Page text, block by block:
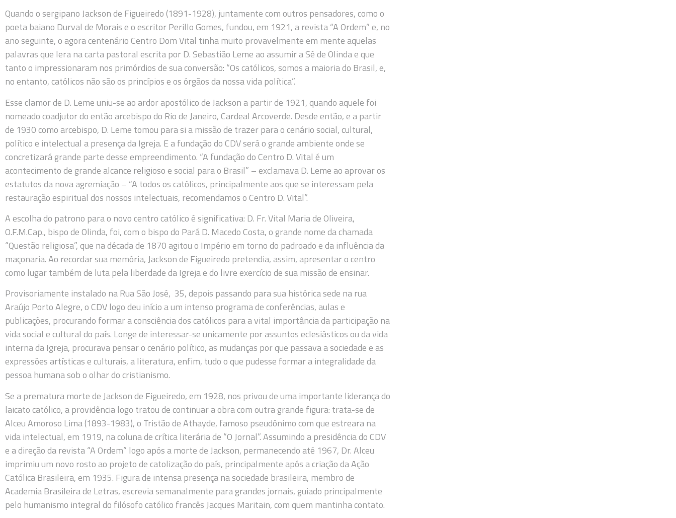
Quando o sergipano Jackson de Figueiredo (1891-1928), juntamente com outros pensadores, como o
poeta baiano Durval de Morais e o escritor Perillo Gomes, fundou, em 1921, a revista “A Ordem” e, no
ano seguinte, o agora centenário Centro Dom Vital tinha muito provavelmente em mente aquelas
palavras que lera na carta pastoral escrita por D. Sebastião Leme ao assumir a Sé de Olinda e que
tanto o impressionaram nos primórdios de sua conversão: “Os católicos, somos a maioria do Brasil, e,
no entanto, católicos não são os princípios e os órgãos da nossa vida política”.
Esse clamor de D. Leme uniu-se ao ardor apostólico de Jackson a partir de 1921, quando aquele foi
nomeado coadjutor do então arcebispo do Rio de Janeiro, Cardeal Arcoverde. Desde então, e a partir
de 1930 como arcebispo, D. Leme tomou para si a missão de trazer para o cenário social, cultural,
político e intelectual a presença da Igreja. E a fundação do CDV será o grande ambiente onde se
concretizará grande parte desse empreendimento. “A fundação do Centro D. Vital é um
acontecimento de grande alcance religioso e social para o Brasil” – exclamava D. Leme ao aprovar os
estatutos da nova agremiação – “A todos os católicos, principalmente aos que se interessam pela
restauração espiritual dos nossos intelectuais, recomendamos o Centro D. Vital”.
A escolha do patrono para o novo centro católico é significativa: D. Fr. Vital Maria de Oliveira,
O.F.M.Cap., bispo de Olinda, foi, com o bispo do Pará D. Macedo Costa, o grande nome da chamada
“Questão religiosa”, que na década de 1870 agitou o Império em torno do padroado e da influência da
maçonaria. Ao recordar sua memória, Jackson de Figueiredo pretendia, assim, apresentar o centro
como lugar também de luta pela liberdade da Igreja e do livre exercício de sua missão de ensinar.
Provisoriamente instalado na Rua São José, 35, depois passando para sua histórica sede na rua
Araújo Porto Alegre, o CDV logo deu início a um intenso programa de conferências, aulas e
publicações, procurando formar a consciência dos católicos para a vital importância da participação na
vida social e cultural do país. Longe de interessar-se unicamente por assuntos eclesiásticos ou da vida
interna da Igreja, procurava pensar o cenário político, as mudanças por que passava a sociedade e as
expressões artísticas e culturais, a literatura, enfim, tudo o que pudesse formar a integralidade da
pessoa humana sob o olhar do cristianismo.
Se a prematura morte de Jackson de Figueiredo, em 1928, nos privou de uma importante liderança do
laicato católico, a providência logo tratou de continuar a obra com outra grande figura: trata-se de
Alceu Amoroso Lima (1893-1983), o Tristão de Athayde, famoso pseudônimo com que estreara na
vida intelectual, em 1919, na coluna de crítica literária de “O Jornal”. Assumindo a presidência do CDV
e a direção da revista “A Ordem” logo após a morte de Jackson, permanecendo até 1967, Dr. Alceu
imprimiu um novo rosto ao projeto de catolização do país, principalmente após a criação da Ação
Católica Brasileira, em 1935. Figura de intensa presença na sociedade brasileira, membro de
Academia Brasileira de Letras, escrevia semanalmente para grandes jornais, guiado principalmente
pelo humanismo integral do filósofo católico francês Jacques Maritain, com quem mantinha contato.